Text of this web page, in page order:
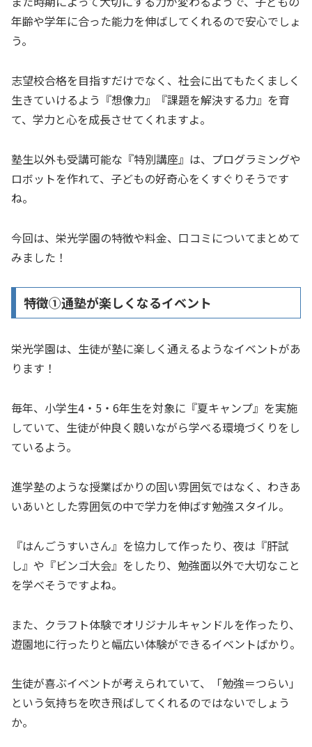
年齢や学年に合った能力を伸ばしてくれるので安心でしょ
う。
志望校合格を目指すだけでなく、社会に出てもたくましく
生きていけるよう『想像力』『課題を解決する力』を育
て、学力と心を成長させてくれますよ。
塾生以外も受講可能な『特別講座』は、プログラミングや
ロボットを作れて、子どもの好奇心をくすぐりそうです
ね。
今回は、栄光学園の特徴や料金、口コミについてまとめて
みました！
特徴①通塾が楽しくなるイベント
栄光学園は、生徒が塾に楽しく通えるようなイベントがあ
ります！
毎年、小学生4・5・6年生を対象に『夏キャンプ』を実施
していて、生徒が仲良く競いながら学べる環境づくりをし
ているよう。
進学塾のような授業ばかりの固い雰囲気ではなく、わきあ
いあいとした雰囲気の中で学力を伸ばす勉強スタイル。
『はんごうすいさん』を協力して作ったり、夜は『肝試
し』や『ビンゴ大会』をしたり、勉強面以外で大切なこと
を学べそうですよね。
また、クラフト体験でオリジナルキャンドルを作ったり、
遊園地に行ったりと幅広い体験ができるイベントばかり。
生徒が喜ぶイベントが考えられていて、「勉強＝つらい」
という気持ちを吹き飛ばしてくれるのではないでしょう
か。